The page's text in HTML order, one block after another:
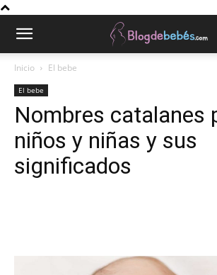
Inicio El bebe
El bebe
Nombres catalanes
niños y niñas y sus
significados